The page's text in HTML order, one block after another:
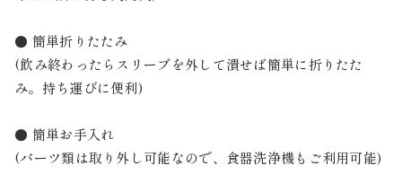
● 簡単折りたたみ
(飲み終わったらスリーブを外して潰せば簡単に折りたた
み。持ち運びに便利)
● 簡単お手入れ
(パーツ類は取り外し可能なので、食器洗浄機もご利用可能)